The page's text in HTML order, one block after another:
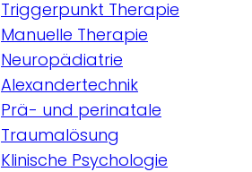
Triggerpunkt Therapie
Manuelle Therapie
Neuropädiatrie
Alexandertechnik
Prä- und perinatale
Traumalösung
Klinische Psychologie